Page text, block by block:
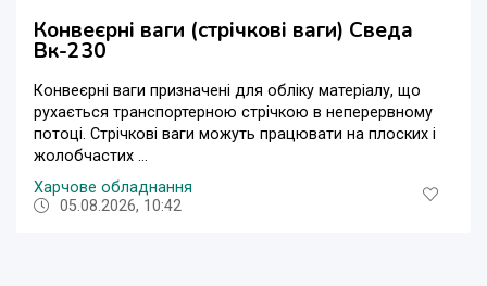
Конвеєрні ваги (стрічкові ваги) Сведа
Вк-230
Конвеєрні ваги призначені для обліку матеріалу, що
рухається транспортерною стрічкою в неперервному
потоці. Стрічкові ваги можуть працювати на плоских і
жолобчастих ...
Харчове обладнання
05.08.2026, 10:42